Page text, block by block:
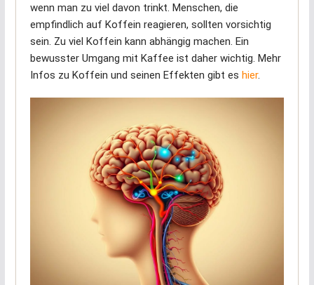
wenn man zu viel davon trinkt. Menschen, die
empfindlich auf Koffein reagieren, sollten vorsichtig
sein. Zu viel Koffein kann abhängig machen. Ein
bewusster Umgang mit Kaffee ist daher wichtig. Mehr
Infos zu Koffein und seinen Effekten gibt es hier.